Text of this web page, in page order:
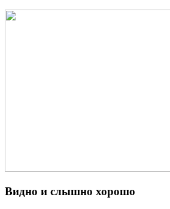
Видно и слышно хорошо